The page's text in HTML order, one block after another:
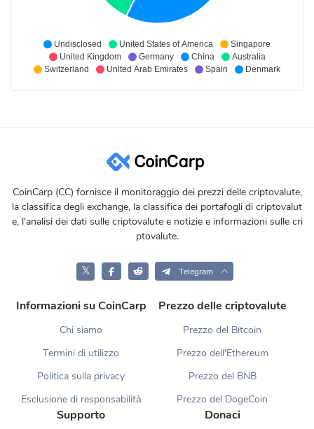
Undisclosed United States of America
Singapore
United Kingdom
Germany China
Australia
Switzerland
United Arab Emirates Spain Denmark
CoinCarp (CC) fornisce il monitoraggio dei prezzi delle criptovalute,
la classifica degli exchange, la classifica dei portafogli di criptovalut
e, l'analisi dei dati sulle criptovalute e notizie e informazioni sulle cri
ptovalute.
𝕏 Telegram
Informazioni su CoinCarp
Chi siamo
Termini di utilizzo
Politica sulla privacy
Esclusione di responsabilità
Prezzo delle criptovalute
Prezzo del Bitcoin
Prezzo dell'Ethereum
Prezzo del BNB
Prezzo del DogeCoin
Supporto Donaci